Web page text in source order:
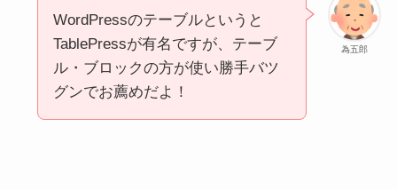
為五郎
WordPressのテーブルというと
TablePressが有名ですが、テーブ
ル・ブロックの方が使い勝手バツ
グンでお薦めだよ！